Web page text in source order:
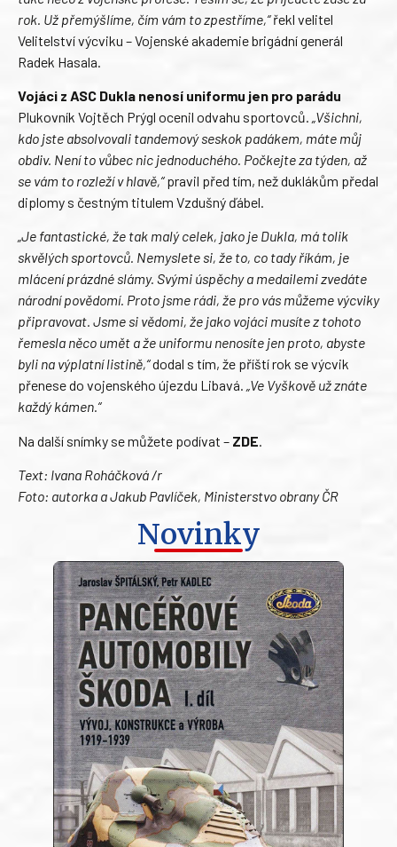
rok. Už přemýšlíme, čím vám to zpestříme,“řekl velitel
Velitelství výcviku – Vojenské akademie brigádní generál
Radek Hasala.
Vojáci z ASC Dukla nenosí uniformu jen pro parádu
Plukovník Vojtěch Prýgl ocenil odvahu sportovců. „Všichni,
kdo jste absolvovali tandemový seskok padákem, máte můj
obdiv. Není to vůbec nic jednoduchého. Počkejte za týden, až
se vám to rozleží v hlavě,“pravil před tím, než duklákům předal
diplomy s čestným titulem Vzdušný ďábel.
„Je fantastické, že tak malý celek, jako je Dukla, má tolik
skvělých sportovců. Nemyslete si, že to, co tady říkám, je
mlácení prázdné slámy. Svými úspěchy a medailemi zvedáte
národní povědomí. Proto jsme rádi, že pro vás můžeme výcviky
připravovat. Jsme si vědomi, že jako vojáci musíte z tohoto
řemesla něco umět a že uniformu nenosíte jen proto, abyste
byli na výplatní listině,“dodal s tím, že příští rok se výcvik
přenese do vojenského újezdu Libavá. „Ve Vyškově už znáte
každý kámen.“
Na další snímky se můžete podívat – ZDE.
Text: Ivana Roháčková /r
Foto: autorka a Jakub Pavlíček, Ministerstvo obrany ČR
Novinky